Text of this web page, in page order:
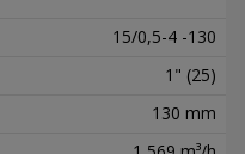
15/0,5-4 -130
1" (25)
130 mm